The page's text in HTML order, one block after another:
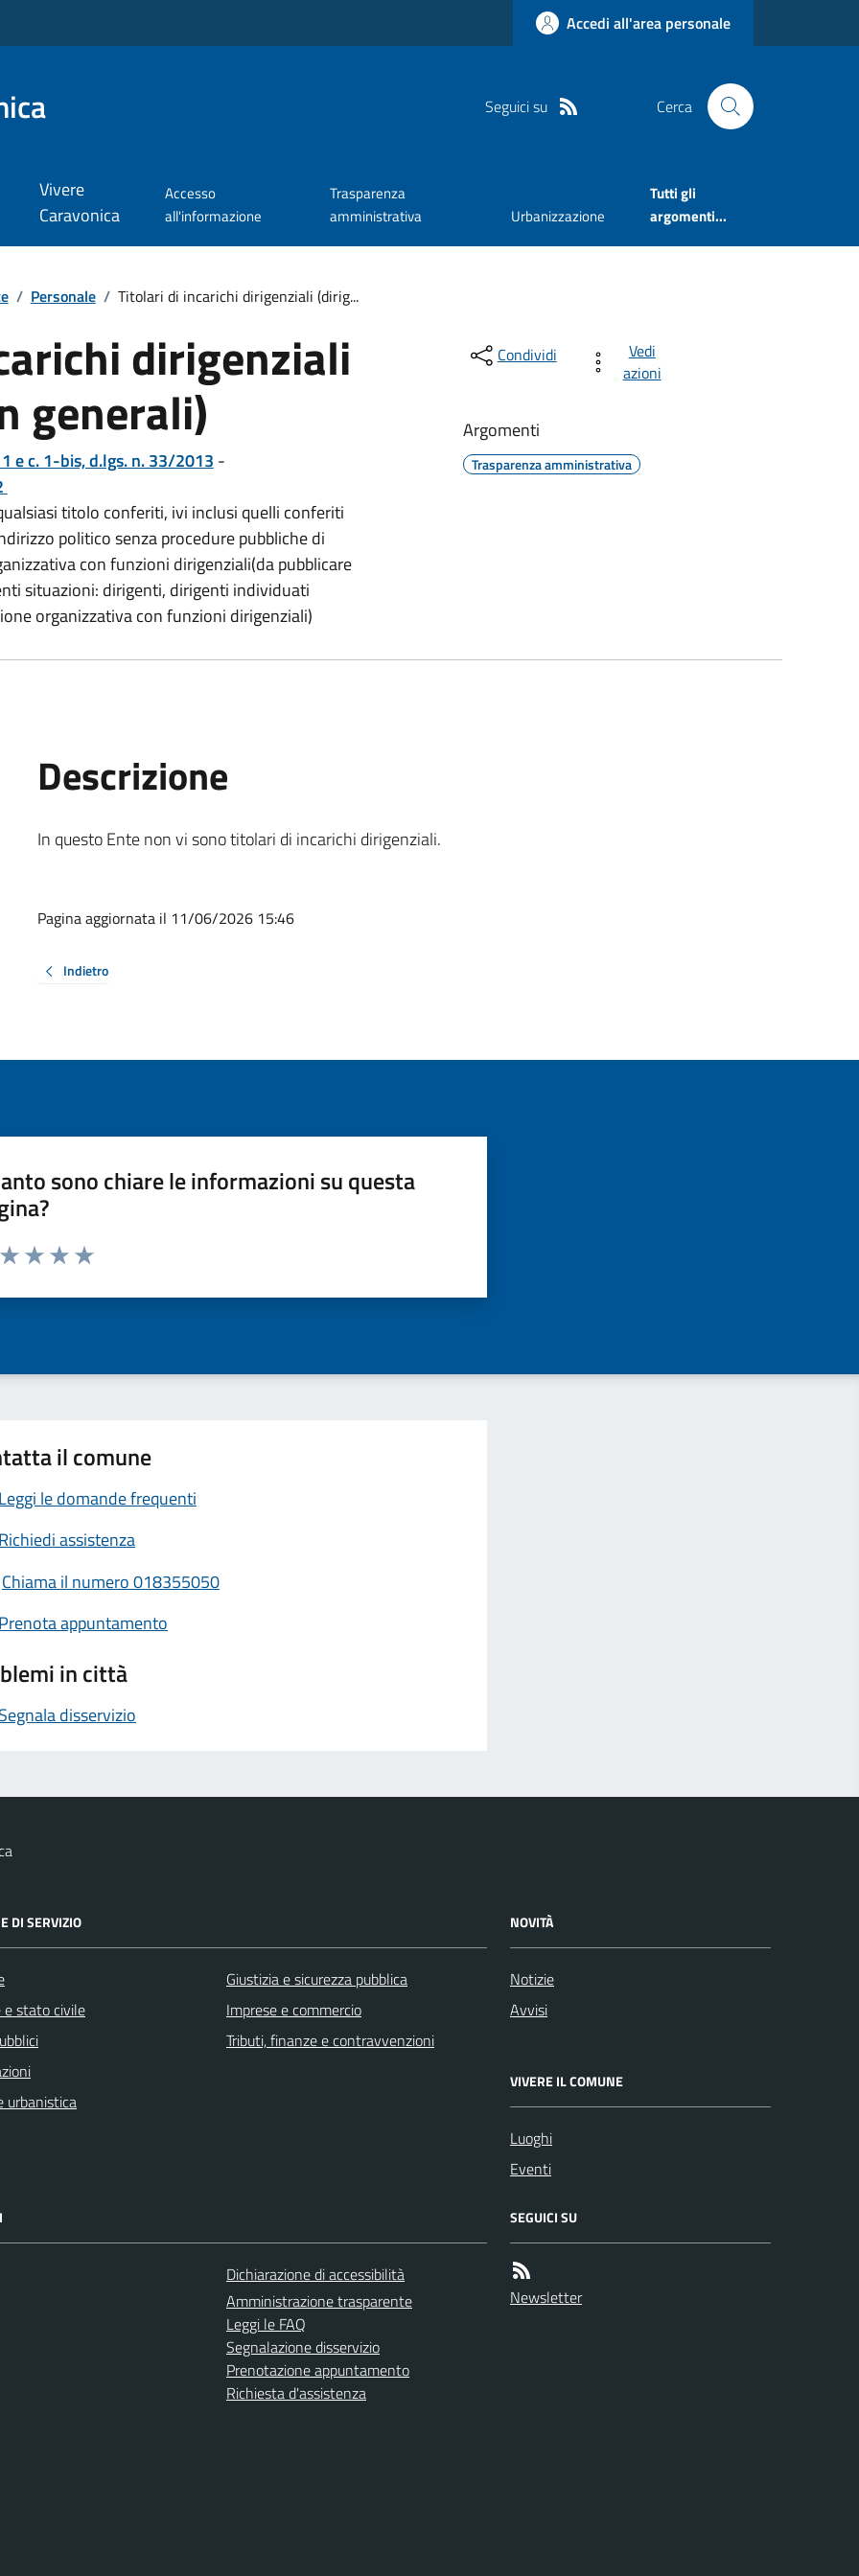
Accedi all'area personale
Seguici su Cerca
Vivere
Caravonica
Accesso
all'informazione
Trasparenza
amministrativa
Urbanizzazione
Tutti gli
argomenti...
/ Personale / Titolari di incarichi dirigenziali (dirig...
dirigenziali
generali)
e c. 1-bis, d.lgs. n. 33/2013 -
titolo conferiti, ivi inclusi quelli conferiti
politico senza procedure pubbliche di
con funzioni dirigenziali(da pubblicare
situazioni: dirigenti, dirigenti individuati
organizzativa con funzioni dirigenziali)
Condividi
Vedi
azioni
Argomenti
Trasparenza amministrativa
Descrizione
In questo Ente non vi sono titolari di incarichi dirigenziali.
Pagina aggiornata il 11/06/2026 15:46
Indietro
sono chiare le informazioni su questa
da 1 a 5 stelle la pagina
il comune
Leggi le domande frequenti
Richiedi assistenza
Chiama il numero 018355050
Prenota appuntamento
in città
Segnala disservizio
DI SERVIZIO
e stato civile
urbanistica
Giustizia e sicurezza pubblica
Imprese e commercio
Tributi, finanze e contravvenzioni
NOVITÀ
Notizie
Avvisi
VIVERE IL COMUNE
Luoghi
Eventi
Dichiarazione di accessibilità
Amministrazione trasparente
Leggi le FAQ
Segnalazione disservizio
Prenotazione appuntamento
Richiesta d'assistenza
SEGUICI SU
Newsletter